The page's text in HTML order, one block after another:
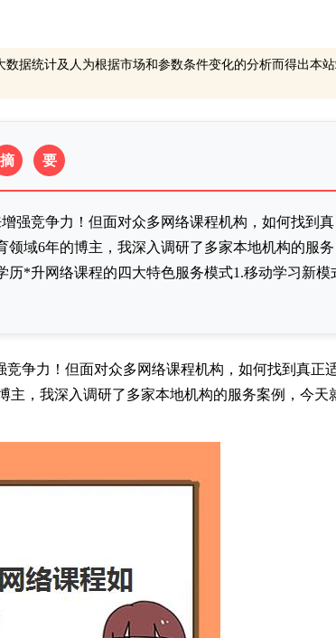
据统计及人为根据市场和参数条件变化的分析而得出本
摘 要
强竞争力！但面对众多网络课程机构，如何找到真
域6年的博主，我深入调研了多家本地机构的服务
*升网络课程的四大特色服务模式1.移动学习新模
争力！但面对众多网络课程机构，如何找到真正
，我深入调研了多家本地机构的服务案例，今天